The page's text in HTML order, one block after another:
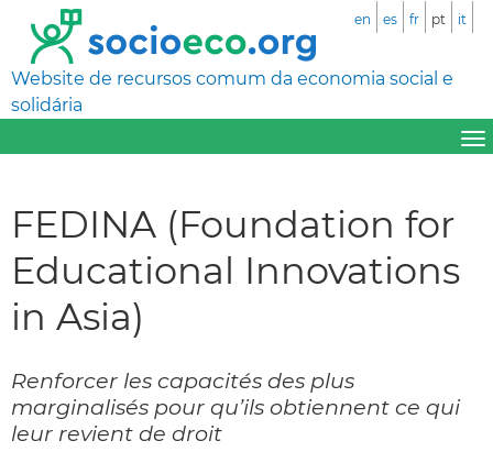
Website de recursos comum da economia social e
solidária
en es fr pt it
FEDINA (Foundation for
Educational Innovations
in Asia)
Renforcer les capacités des plus
marginalisés pour qu’ils obtiennent ce qui
leur revient de droit